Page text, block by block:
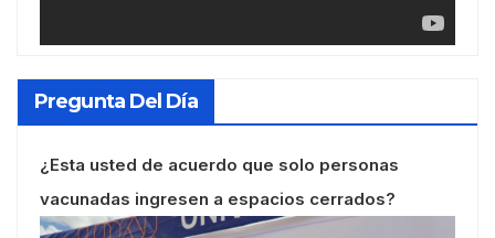
Pregunta Del Día
¿Esta usted de acuerdo que solo personas
vacunadas ingresen a espacios cerrados?